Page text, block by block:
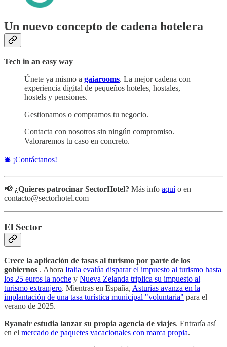
Un nuevo concepto de cadena hotelera
Tech in an easy way
Únete ya mismo a gaiarooms. La mejor cadena con
experiencia digital de pequeños hoteles, hostales,
hostels y pensiones.
Gestionamos o compramos tu negocio.
Contacta con nosotros sin ningún compromiso.
Valoraremos tu caso en concreto.
🛎️ ¡Contáctanos!
📢 ¿Quieres patrocinar SectorHotel? Más info aquío en
contacto@sectorhotel.com
El Sector
Crece la aplicación de tasas al turismo por parte de los
gobiernos . Ahora Italia evalúa disparar el impuesto al turismo hasta
los 25 euros la noche y Nueva Zelanda triplica su impuesto al
turismo extranjero. Mientras en España, Asturias avanza en la
implantación de una tasa turística municipal "voluntaria" para el
verano de 2025.
Ryanair estudia lanzar su propia agencia de viajes. Entraría así
en el mercado de paquetes vacacionales con marca propia.